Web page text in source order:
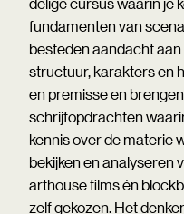
fundamenten van
besteden aandacht
structuur, karakters en
en premisse en
schrijfopdrachten
kennis over de materie
bekijken en analyseren
arthouse films én
zelf gekozen. Het